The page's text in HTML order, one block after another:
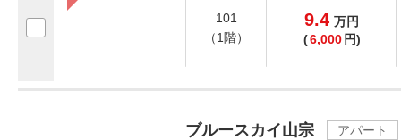
101
（1階）
9.4 万円
(6,000 円)
ブルースカイ山宗
アパート